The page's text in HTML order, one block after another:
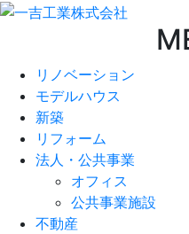
リノベーション
モデルハウス
新築
リフォーム
法人・公共事業
オフィス
公共事業施設
不動産